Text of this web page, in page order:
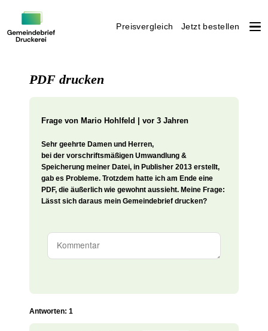
Preisvergleich Jetzt bestellen
PDF drucken
Frage von Mario Hohlfeld | vor 3 Jahren
Sehr geehrte Damen und Herren,
bei der vorschriftsmäßigen Umwandlung &
Speicherung meiner Datei, in Publisher 2013 erstellt,
gab es Probleme. Trotzdem hatte ich am Ende eine
PDF, die äußerlich wie gewohnt aussieht. Meine Frage:
Lässt sich daraus mein Gemeindebrief drucken?
Antworten: 1